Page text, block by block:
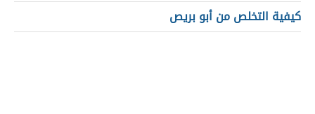
كيفية التخلص من أبو بريص